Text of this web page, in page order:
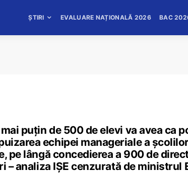
ȘTIRI EVALUARE NAȚIONALĂ 2026 BAC
puțin de 500 de elevi va avea ca
echipei manageriale a
pe lângă concedierea a 900 de
analiza IȘE cenzurată de ministrul